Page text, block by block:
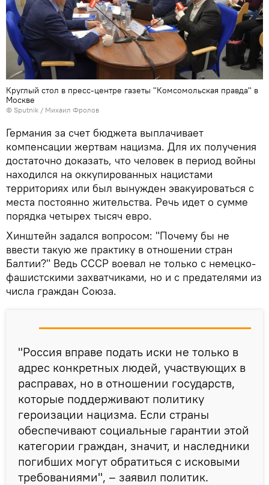
Круглый стол в пресс-центре газеты "Комсомольская правда" в
Москве
© Sputnik / Михаил Фролов
Германия за счет бюджета выплачивает
компенсации жертвам нацизма. Для их получения
достаточно доказать, что человек в период войны
находился на оккупированных нацистами
территориях или был вынужден эвакуироваться с
места постоянно жительства. Речь идет о сумме
порядка четырех тысяч евро.
Хинштейн задался вопросом: "Почему бы не
ввести такую же практику в отношении стран
Балтии?" Ведь СССР воевал не только с немецко-
фашистскими захватчиками, но и с предателями из
числа граждан Союза.
"Россия вправе подать иски не только в
адрес конкретных людей, участвующих в
расправах, но в отношении государств,
которые поддерживают политику
героизации нацизма. Если страны
обеспечивают социальные гарантии этой
категории граждан, значит, и наследники
погибших могут обратиться с исковыми
требованиями", – заявил политик.